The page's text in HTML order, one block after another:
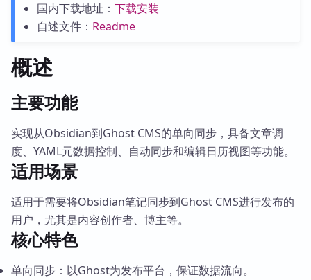
国内下载地址： 下载安装
自述文件： Readme
概述
主要功能
实现从Obsidian到Ghost CMS的单向同步，具备文章调
度、YAML元数据控制、自动同步和编辑日历视图等功能。
适用场景
适用于需要将Obsidian笔记同步到Ghost CMS进行发布的
用户，尤其是内容创作者、博主等。
核心特色
单向同步：以Ghost为发布平台，保证数据流向。